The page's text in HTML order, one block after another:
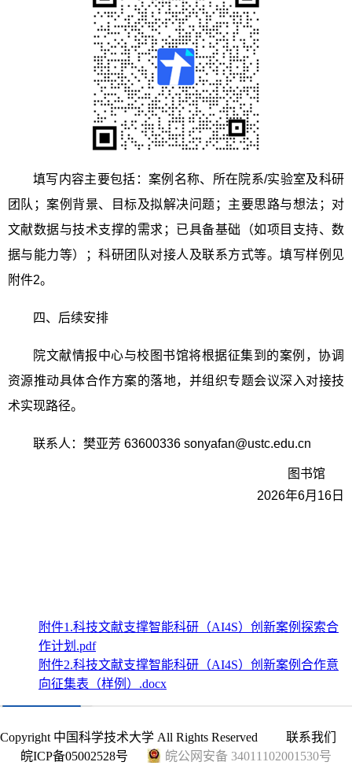
填写内容主要包括：案例名称、所在院系/实验室及科研
团队；案例背景、目标及拟解决问题；主要思路与想法；对
文献数据与技术支撑的需求；已具备基础（如项目支持、数
据与能力等）；科研团队对接人及联系方式等。填写样例见
附件2。
四、后续安排
院文献情报中心与校图书馆将根据征集到的案例，协调
资源推动具体合作方案的落地，并组织专题会议深入对接技
术实现路径。
联系人：樊亚芳 63600336 sonyafan@ustc.edu.cn
图书馆
2026年6月16日
附件1.科技文献支撑智能科研（AI4S）创新案例探索合
作计划.pdf
附件2.科技文献支撑智能科研（AI4S）创新案例合作意
向征集表（样例）.docx
Copyright 中国科学技术大学 All Rights Reserved 联系我们
皖ICP备05002528号
皖公网安备 34011102001530号